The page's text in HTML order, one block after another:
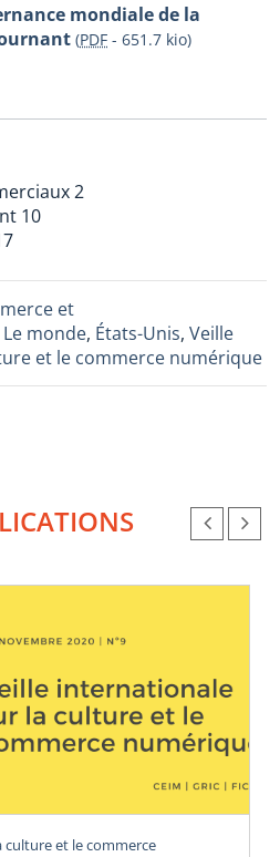
mondiale de la
(PDF - 651.7 kio)
2
10
et
Le monde, États-Unis, Veille
et le commerce numérique
et le commerce